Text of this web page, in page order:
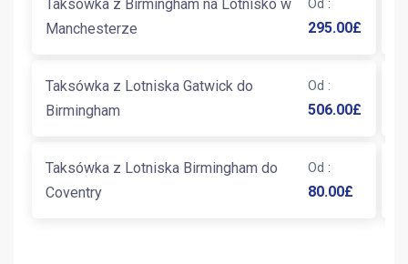
Taksówka z Birmingham na Lotnisko w
Manchesterze
Od :
295.00£
Taksówka z Lotniska Gatwick do
Birmingham
Od :
506.00£
Taksówka z Lotniska Birmingham do
Coventry
Od :
80.00£